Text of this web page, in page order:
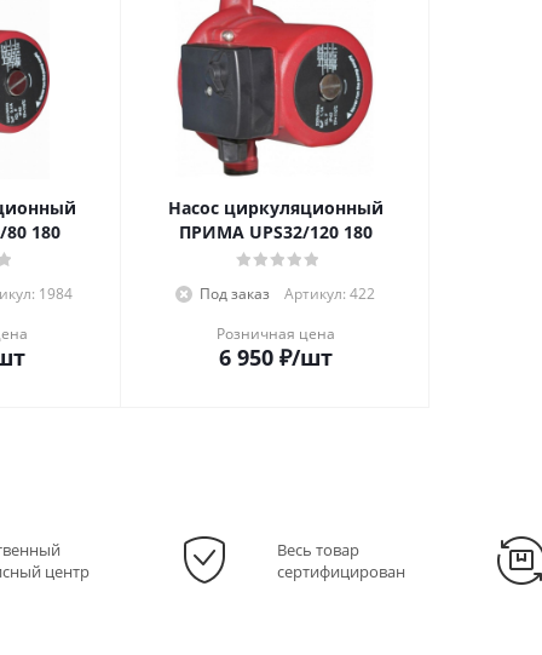
180
1984
Насос циркуляционный
ПРИМА UPS32/120 180
Под заказ
Артикул: 422
Розничная цена
6 950₽/шт
центр
Весь товар
сертифицирован